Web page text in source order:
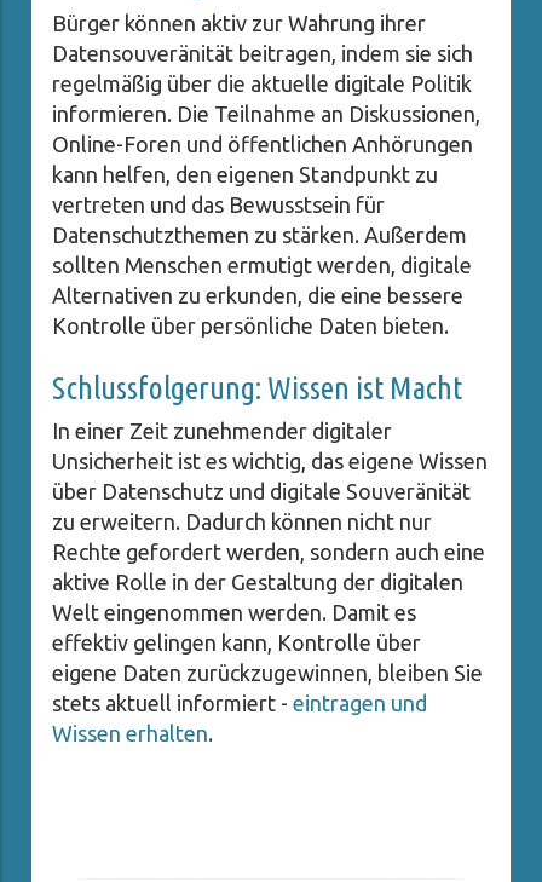
Bürger können aktiv zur Wahrung ihrer
Datensouveränität beitragen, indem sie sich
regelmäßig über die aktuelle digitale Politik
informieren. Die Teilnahme an Diskussionen,
Online-Foren und öffentlichen Anhörungen
kann helfen, den eigenen Standpunkt zu
vertreten und das Bewusstsein für
Datenschutzthemen zu stärken. Außerdem
sollten Menschen ermutigt werden, digitale
Alternativen zu erkunden, die eine bessere
Kontrolle über persönliche Daten bieten.
Schlussfolgerung: Wissen ist Macht
In einer Zeit zunehmender digitaler
Unsicherheit ist es wichtig, das eigene Wissen
über Datenschutz und digitale Souveränität
zu erweitern. Dadurch können nicht nur
Rechte gefordert werden, sondern auch eine
aktive Rolle in der Gestaltung der digitalen
Welt eingenommen werden. Damit es
effektiv gelingen kann, Kontrolle über
eigene Daten zurückzugewinnen, bleiben Sie
stets aktuell informiert - eintragen und
Wissen erhalten.